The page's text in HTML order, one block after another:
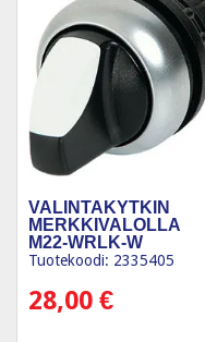
VALINTAKYTKIN
MERKKIVALOLLA
M22-WRLK-W
Tuotekoodi: 2335405
28,00 €